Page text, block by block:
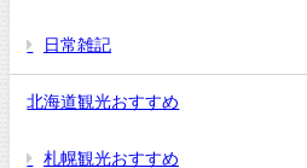
日常雑記
北海道観光おすすめ
札幌観光おすすめ